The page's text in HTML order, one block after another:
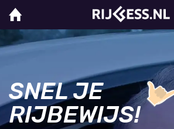
SNEL JE
RIJBEWIJS!